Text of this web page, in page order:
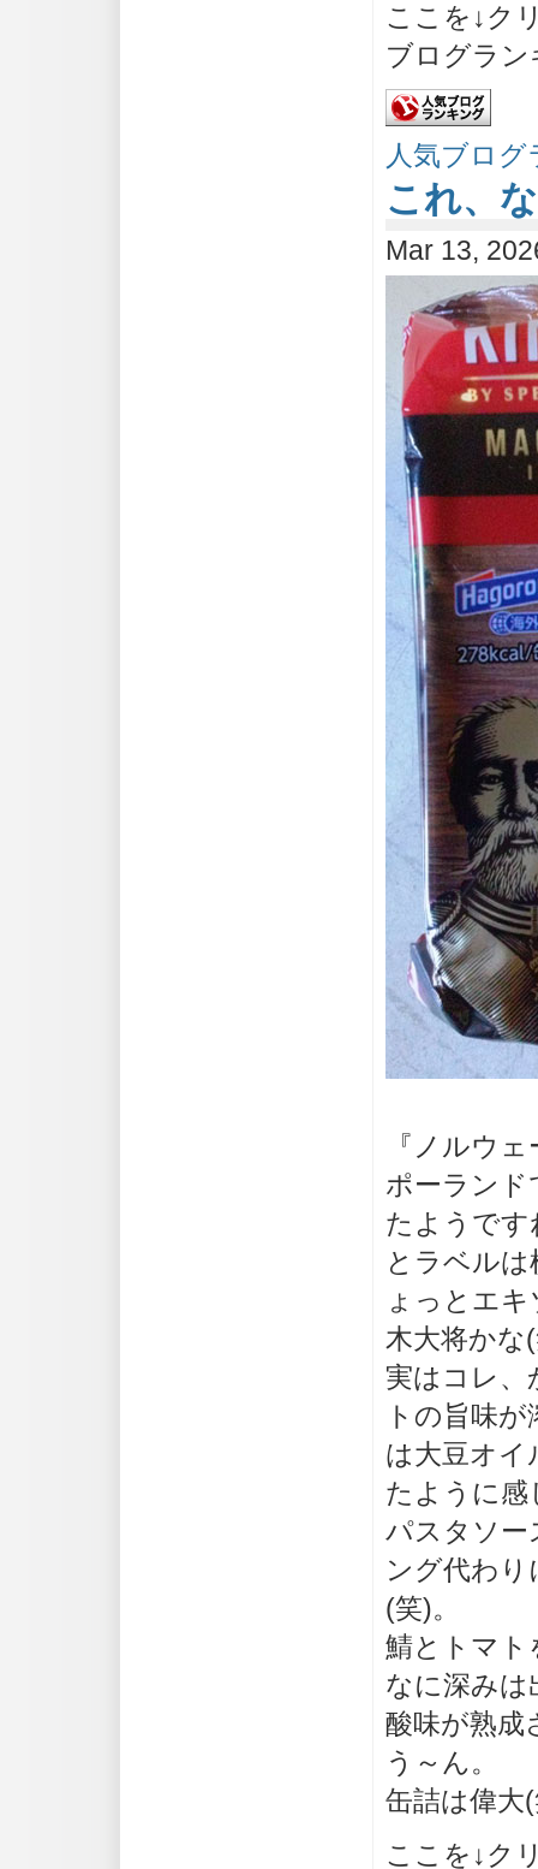
ここを↓ク
ブログラン
人気ブロ
これ、
Mar 13,
『ノルウ
ポーランド
たようです
とラベル
ょっとエ
木大将かな
実はコレ、
トの旨味
は大豆オイ
たように感
パスタソー
ング代わ
(笑)。
鯖とトマト
なに深みは
酸味が熟成
う～ん。
缶詰は偉大
ここを↓ク